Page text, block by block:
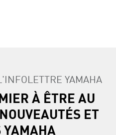
YAMAHA
À ÊTRE AU
ET
YAMAHA